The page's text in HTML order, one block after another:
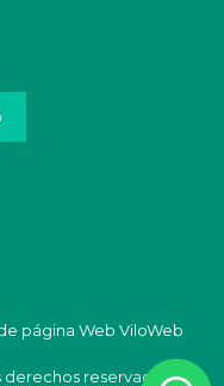
página Web ViloWeb
derechos reservados.